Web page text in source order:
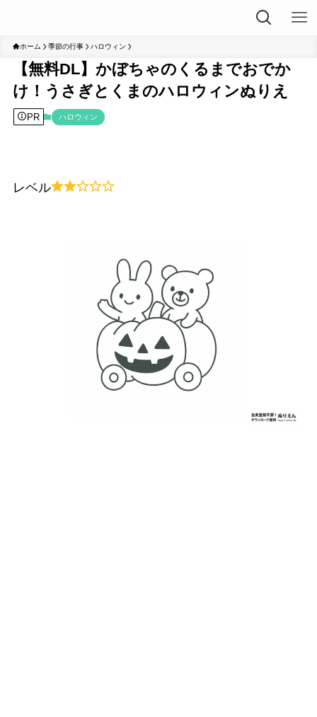
ホーム 季節の行事 ハロウィン
【無料DL】かぼちゃのくるまでおでか
け！うさぎとくまのハロウィンぬりえ
PR ハロウィン
レベル